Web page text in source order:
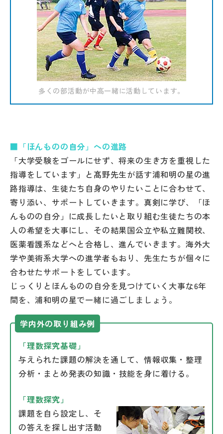
多くの部活動が中高一緒に活動しています。
■「ほんものの自分」への進路
「大学受験をゴールにせず、将来の生き方を重視した
指導をしています」と髙野先生が話す浦和明の星の進
路指導は、生徒たち自身のやりたいことに合わせて、
寄り添い、サポートしていきます。真剣に学び、「ほ
んものの自分」に成長したいと取り組む生徒たちの本
人の希望を大事にし、その結果国公立や私立難関校、
医薬看護系などへと合格し、進んでいきます。海外大
学や美術系大学への進学者もおり、先生たちが個々に
合わせたサポートをしています。
じっくりとほんものの自分を見つけていく大事な6年
間を、浦和明の星で一緒に過ごしましょう。
学内外の取り組み例
「理数探究基礎」
与えられた課題の解決を通して、情報収集・整理
分析・まとめ発表の知識・技能を身に着ける。
「理数探究」
課題を自ら設定し、そ
の答えを探し出す活動